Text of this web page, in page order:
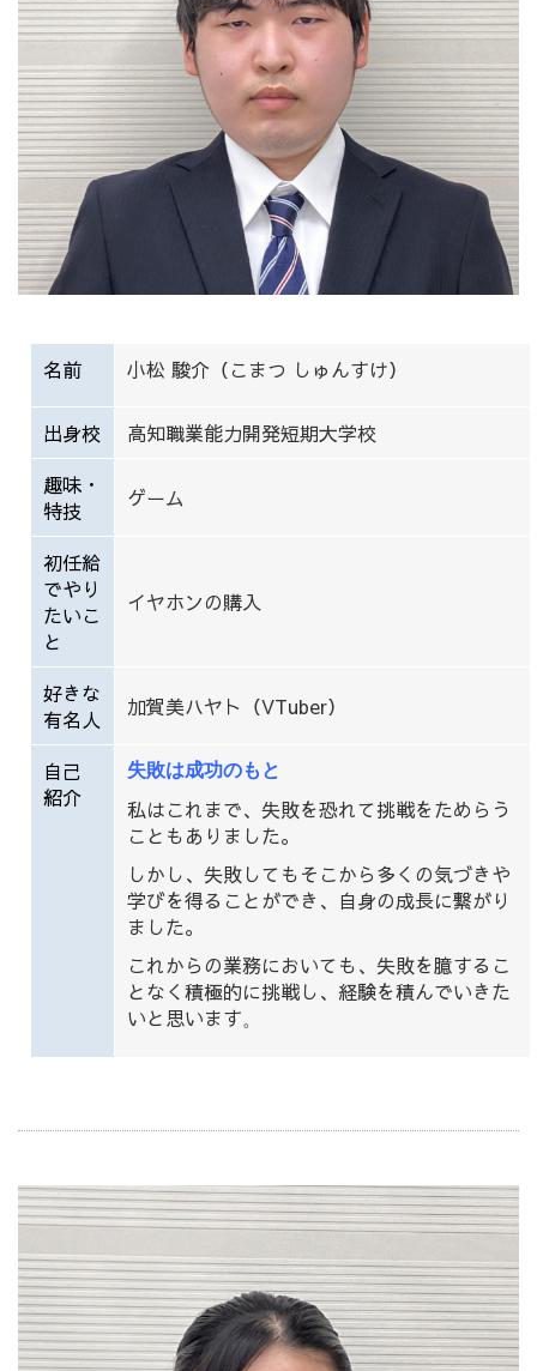
名前 小松 駿介（こまつ しゅんすけ）
出身校
高知職業能力開発短期大学校
趣味・
特技
ゲーム
初任給
でやり
たいこ
と
イヤホンの購入
好きな
有名人
加賀美ハヤト（VTuber）
自己
紹介
失敗は成功のもと
私はこれまで、失敗を恐れて挑戦をためらう
こともありました。
しかし、失敗してもそこから多くの気づきや
学びを得ることができ、自身の成長に繋がり
ました。
これからの業務においても、失敗を臆するこ
となく積極的に挑戦し、経験を積んでいきた
いと思います。